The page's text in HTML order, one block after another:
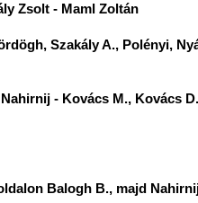
Zsolt - Maml Zoltán
Szakály A., Polényi,
- Kovács M., Kovács
Balogh B., majd